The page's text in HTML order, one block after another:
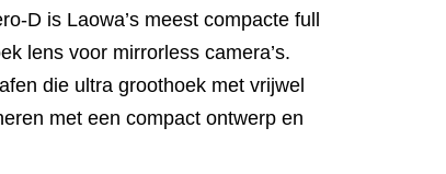
D is Laowa’s meest compacte full
lens voor mirrorless camera’s.
die ultra groothoek met vrijwel
met een compact ontwerp en